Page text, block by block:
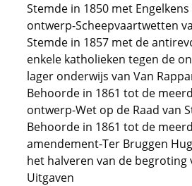
Stemde in 1850 met
ontwerp-Scheepvaartwetten
Stemde in 1857 met de
enkele katholieken tegen de
lager onderwijs van Van
Behoorde in 1861 tot de
ontwerp-Wet op de Raad van
Behoorde in 1861 tot de
amendement-Ter Bruggen
het halveren van de begroting
Uitgaven